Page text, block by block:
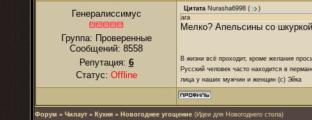
Генералиссимус
Группа: Проверенные
Сообщений: 8558
Репутация: 6
Статус: Offline
Цитата Nurasha6998 (
)
ага
Мелко? Апельсины со
В жизни всё проходит, кроме желания
Русский человек часто находится в
лица у наших мужчин и женщин (с) Эйка
Форум » Чилаут » Кухня » Новогоднее угощение (Идеи для Новогоднего стола)